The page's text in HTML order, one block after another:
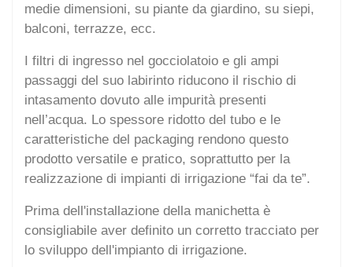
medie dimensioni, su piante da giardino, su siepi,
balconi, terrazze, ecc.
I filtri di ingresso nel gocciolatoio e gli ampi
passaggi del suo labirinto riducono il rischio di
intasamento dovuto alle impurità presenti
nell’acqua. Lo spessore ridotto del tubo e le
caratteristiche del packaging rendono questo
prodotto versatile e pratico, soprattutto per la
realizzazione di impianti di irrigazione “fai da te”.
Prima dell'installazione della manichetta è
consigliabile aver definito un corretto tracciato per
lo sviluppo dell'impianto di irrigazione.